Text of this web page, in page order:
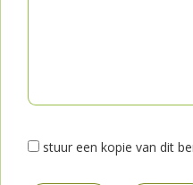
stuur een kopie van dit